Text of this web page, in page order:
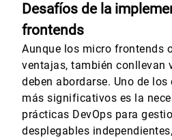
Desafíos de la
frontends
Aunque los micro frontends
ventajas, también conllevan
deben abordarse. Uno de
más significativos es la
prácticas DevOps para
desplegables